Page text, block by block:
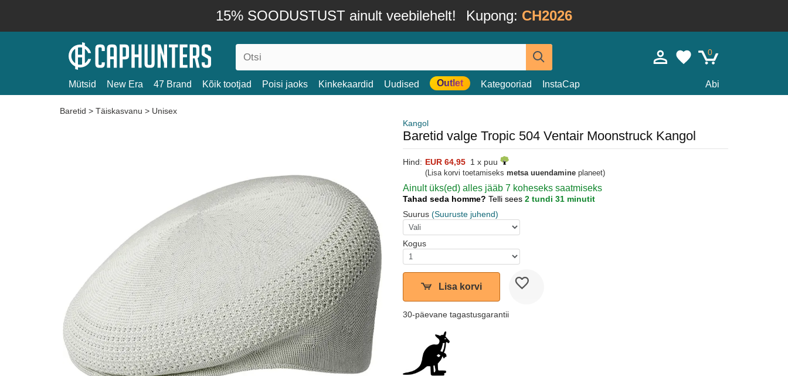
15% SOODUSTUST ainult veebilehelt! Kupong: CH2026
0
Mütsid New Era 47 Brand Kõik tootjad Poisi jaoks Kinkekaardid Uudised Outlet Kategooriad InstaCap Abi
Baretid > Täiskasvanu > Unisex
Kangol
Baretid valge Tropic 504 Ventair Moonstruck Kangol
Hind: EUR 64,95 1 x puu
(Lisa korvi toetamiseks metsa uuendamine planeet)
Ainult üks(ed) alles jääb 7 koheseks saatmiseks
Tahad seda homme? Telli sees 2 tundi 31 minutit
Suurus (Suuruste juhend)
Kogus
Lisa korvi
30-päevane tagastusgarantii